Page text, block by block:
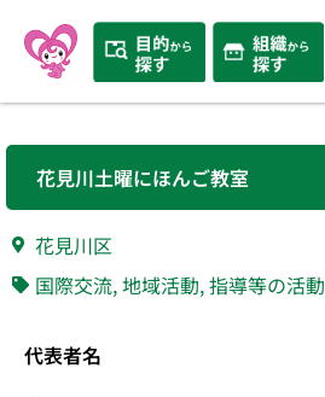
花見川土曜にほんご教室
花見川区
国際交流,地域活動,指導等の活動
代表者名